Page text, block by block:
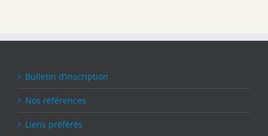
Bulletin d’inscription
Nos références
Liens préférés